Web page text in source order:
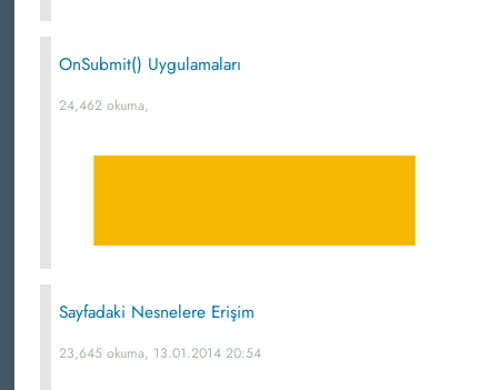
OnSubmit() Uygulamaları
24,462 okuma,
Sayfadaki Nesnelere Erişim
23,645 okuma, 13.01.2014 20:54